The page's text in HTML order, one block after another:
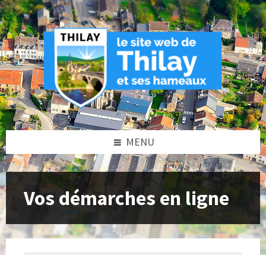
Skip
to
content
Skip
to
left
sidebar
Skip
to
footer
MENU
Vos démarches en ligne